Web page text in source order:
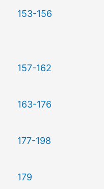
153-156
157-162
163-176
177-198
179